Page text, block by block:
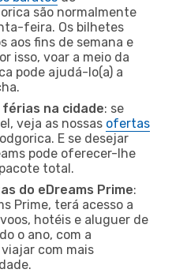
são normalmente
feira. Os bilhetes
aos fins de semana e
isso, voar a meio da
pode ajudá-lo(a) a
na cidade: se
veja as nossas ofertas
E se desejar
pode oferecer-lhe
total.
do eDreams Prime:
Prime, terá acesso a
hotéis e aluguer de
o ano, com a
com mais